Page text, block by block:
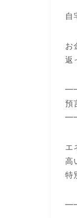
自
お
返
預
エ
高
特